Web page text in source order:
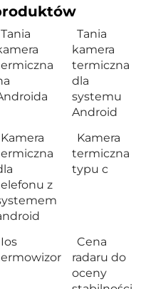
Tania
Tania
kamera
termiczna
dla
systemu
Android
Kamera
z
Kamera
termiczna
typu c
Ios
Cena
radaru do
oceny